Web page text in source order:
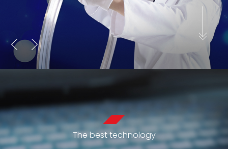
The best technology